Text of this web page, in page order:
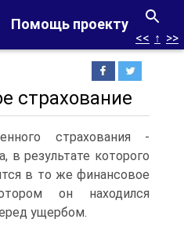
Помощь проекту
<< ↑ >>
страхование
страхования -
в результате которого
в то же финансовое
он находился
ущербом.